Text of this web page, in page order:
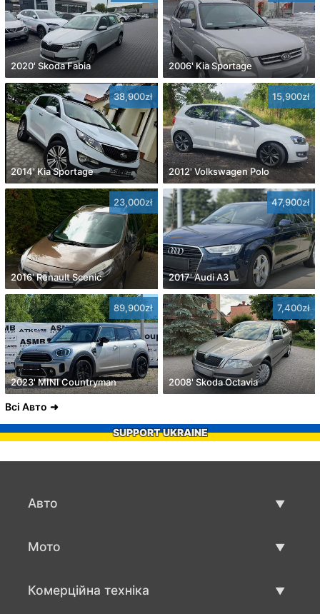
2020' Skoda Fabia 2006' Kia Sportage
38,900zł
2014' Kia Sportage
15,900zł
2012' Volkswagen Polo
23,000zł
2016' Renault Scenic
47,900zł
2017' Audi A3
89,900zł
2023' MINI Countryman
7,400zł
2008' Skoda Octavia
Всі Авто
SUPPORT UKRAINE
Авто
Мото
Комерційна техніка